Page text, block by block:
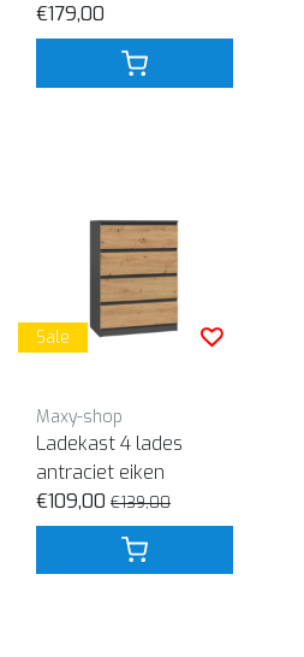
€179,00
Sale
Maxy-shop
Ladekast 4 lades
antraciet eiken
€109,00 €139,00